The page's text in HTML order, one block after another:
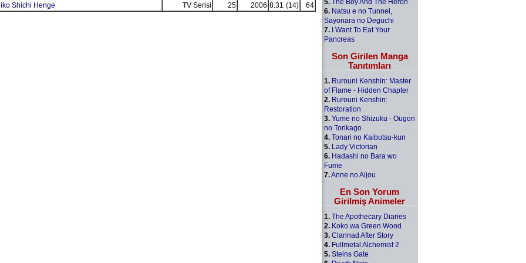
Shichi Henge TV Serisi 25 2006 8.31 (14) 64
6. Natsu e no Tunnel,
Sayonara no Deguchi
7. I Want To Eat Your
Pancreas
Son Girilen Manga
Tanıtımları
1. Rurouni Kenshin: Master
of Flame - Hidden Chapter
2. Rurouni Kenshin:
Restoration
3. Yume no Shizuku - Ougon
no Torikago
4. Tonari no Kaibutsu-kun
5. Lady Victorian
6. Hadashi no Bara wo
Fume
7.Anne no Aijou
En Son Yorum
Girilmiş Animeler
1. The Apothecary Diaries
2. Koko wa Green Wood
3. Clannad After Story
4. Fullmetal Alchemist 2
5. Steins Gate